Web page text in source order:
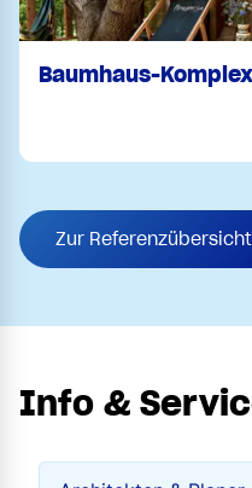
Baumhaus-
Zur Referenzübersicht
Info &